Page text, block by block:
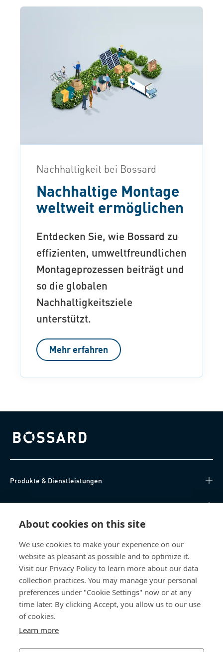
About cookies on this site
We use cookies to make your experience on our
website as pleasant as possible and to optimize it.
Visit our Privacy Policy to learn more about our data
collection practices. You may manage your personal
preferences under "Cookie Settings" now or at any
time later. By clicking Accept, you allow us to our use
of cookies.
Learn more
Nachhaltigkeit bei Bossard
Nachhaltige Montage
weltweit ermöglichen
Entdecken Sie, wie Bossard zu
effizienten, umweltfreundlichen
Montageprozessen beiträgt und
so die globalen
Nachhaltigkeitsziele
unterstützt.
Mehr erfahren
Bossard homepage
Produkte & Dienstleistungen
Wissen
Über uns
Bossard Deutschland
Max-Eyth-Str. 14
89186 Illerrieden